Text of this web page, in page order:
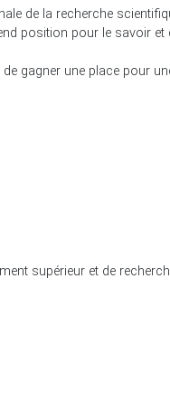
de la recherche
position pour le savoir et
gagner une place pour
supérieur et de